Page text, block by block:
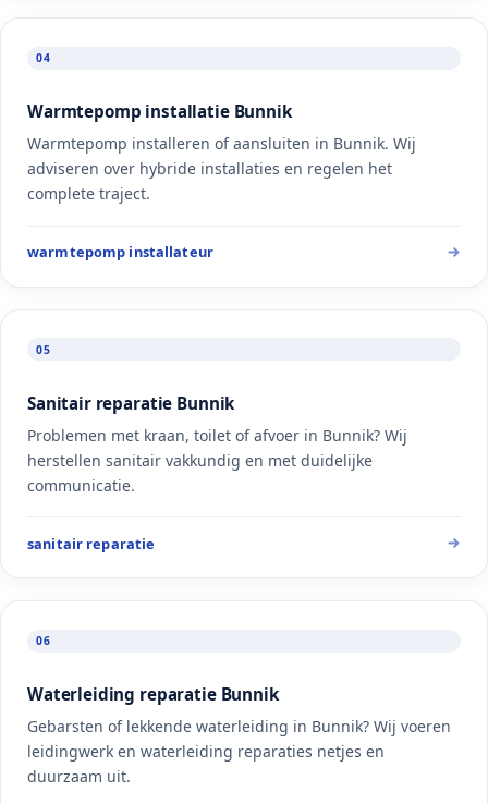
04
Warmtepomp installatie Bunnik
Warmtepomp installeren of aansluiten in Bunnik. Wij
adviseren over hybride installaties en regelen het
complete traject.
warmtepomp installateur
05
Sanitair reparatie Bunnik
Problemen met kraan, toilet of afvoer in Bunnik? Wij
herstellen sanitair vakkundig en met duidelijke
communicatie.
sanitair reparatie
06
Waterleiding reparatie Bunnik
Gebarsten of lekkende waterleiding in Bunnik? Wij voeren
leidingwerk en waterleiding reparaties netjes en
duurzaam uit.